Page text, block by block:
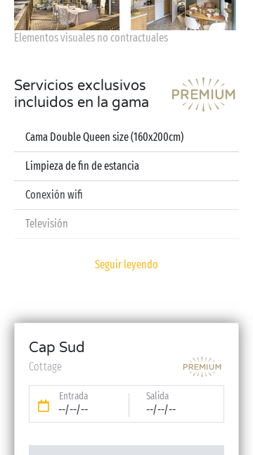
Elementos visuales no contractuales
Servicios exclusivos
incluidos en la gama
Cama Double Queen size (160x200cm)
Limpieza de fin de estancia
Conexión wifi
Televisión
Kit bebé (cuna plegable, trona, bañera – previa
reserva)
Seguir leyendo
Cap Sud
Cottage
Entrada
--/--/--
Salida
--/--/--